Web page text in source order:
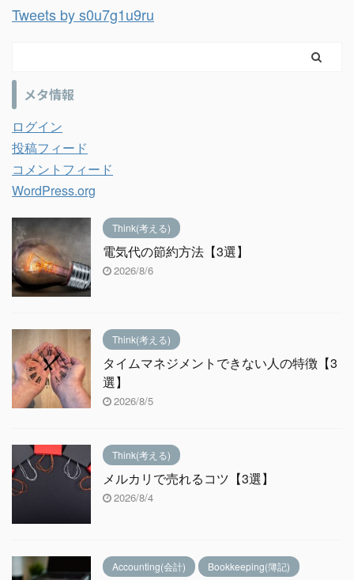
Tweets by s0u7g1u9ru
メタ情報
ログイン
投稿フィード
コメントフィード
WordPress.org
Think(考える)
電気代の節約方法【3選】
2026/8/6
Think(考える)
タイムマネジメントできない人の特徴【3
選】
2026/8/5
Think(考える)
メルカリで売れるコツ【3選】
2026/8/4
Accounting(会計) Bookkeeping(簿記)